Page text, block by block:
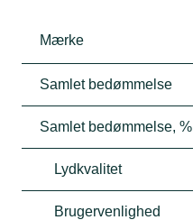
Mærke
Samlet bedømmelse
Samlet bedømmelse, %
Lydkvalitet
Brugervenlighed